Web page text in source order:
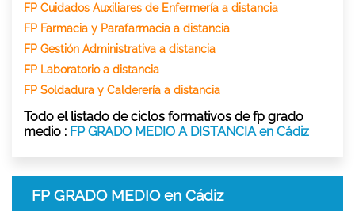
FP Cuidados Auxiliares de Enfermería a distancia
FP Farmacia y Parafarmacia a distancia
FP Gestión Administrativa a distancia
FP Laboratorio a distancia
FP Soldadura y Calderería a distancia
Todo el listado de ciclos formativos de fp grado
medio : FP GRADO MEDIO A DISTANCIA en Cádiz
FP GRADO MEDIO en Cádiz